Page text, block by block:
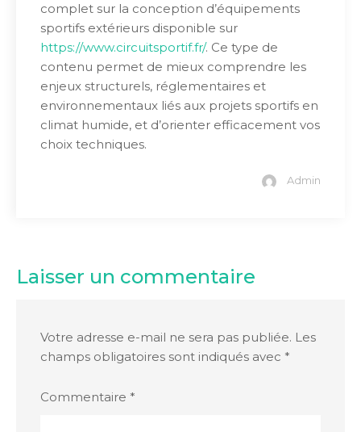
complet sur la conception d’équipements
sportifs extérieurs disponible sur
https://www.circuitsportif.fr/. Ce type de
contenu permet de mieux comprendre les
enjeux structurels, réglementaires et
environnementaux liés aux projets sportifs en
climat humide, et d’orienter efficacement vos
choix techniques.
Admin
Laisser un commentaire
Votre adresse e-mail ne sera pas publiée. Les
champs obligatoires sont indiqués avec *
Commentaire *